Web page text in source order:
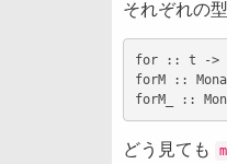
それぞれの
for :: t ->
forM ::
どう見ても